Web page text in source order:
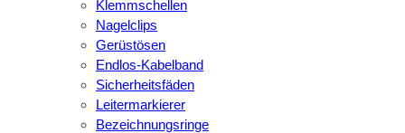
Klemmschellen
Nagelclips
Gerüstösen
Endlos-Kabelband
Sicherheitsfäden
Leitermarkierer
Bezeichnungsringe